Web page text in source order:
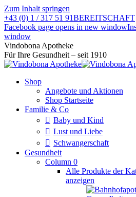
Zum Inhalt springen
+43 (0) 1 / 317 51 91BEREITSCHAFT
Facebook page opens in new window
window
Vindobona Apotheke
Für Ihre Gesundheit – seit 1910
Shop
Angebote und Aktionen
Shop Startseite
Familie & Co
Baby und Kind
Lust und Liebe
Schwangerschaft
Gesundheit
Column 0
Alle Produkte der
anzeigen